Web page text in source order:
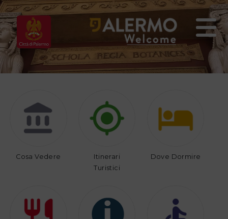
Home
Vivi
Palermo
Organizza
il
tuo
Cosa Vedere
Itinerari
Turistici
Dove Dormire